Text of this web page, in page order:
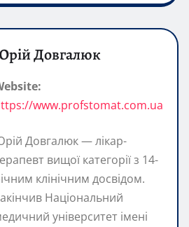
Довгалюк
www.profstomat.com.ua
Довгалюк — лікар-
вищої категорії з 14-
клінічним досвідом.
Національний
університет імені